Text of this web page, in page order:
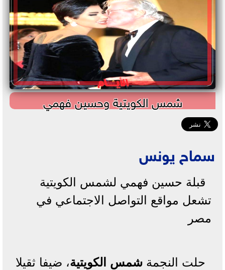
شمس الكويتية وحسين فهمي
سماح يونس
قبلة حسين فهمي لشمس الكويتية
تشعل مواقع التواصل الاجتماعي في
مصر
حلت النجمة شمس الكويتية، ضيفا ثقيلا